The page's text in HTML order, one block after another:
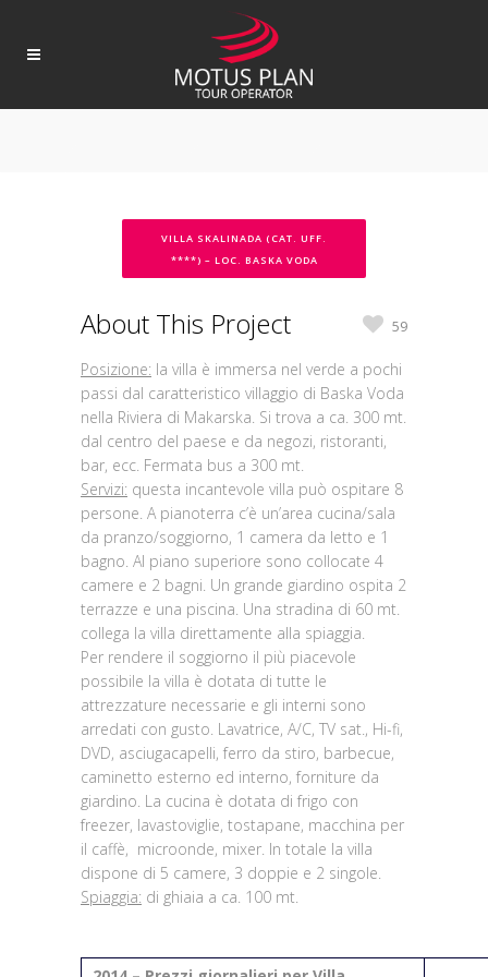
VILLA SKALINADA (CAT. UFF.
****) – LOC. BASKA VODA
About This Project
Posizione: la villa è immersa nel verde a pochi
passi dal caratteristico villaggio di Baska Voda
nella Riviera di Makarska. Si trova a ca. 300 mt.
dal centro del paese e da negozi, ristoranti,
bar, ecc. Fermata bus a 300 mt.
Servizi: questa incantevole villa può ospitare 8
persone. A pianoterra c’è un’area cucina/sala
da pranzo/soggiorno, 1 camera da letto e 1
bagno. Al piano superiore sono collocate 4
camere e 2 bagni. Un grande giardino ospita 2
terrazze e una piscina. Una stradina di 60 mt.
collega la villa direttamente alla spiaggia.
Per rendere il soggiorno il più piacevole
possibile la villa è dotata di tutte le
attrezzature necessarie e gli interni sono
arredati con gusto. Lavatrice, A/C, TV sat., Hi-fi,
DVD, asciugacapelli, ferro da stiro, barbecue,
caminetto esterno ed interno, forniture da
giardino. La cucina è dotata di frigo con
freezer, lavastoviglie, tostapane, macchina per
il caffè, microonde, mixer. In totale la villa
dispone di 5 camere, 3 doppie e 2 singole.
Spiaggia: di ghiaia a ca. 100 mt.
59